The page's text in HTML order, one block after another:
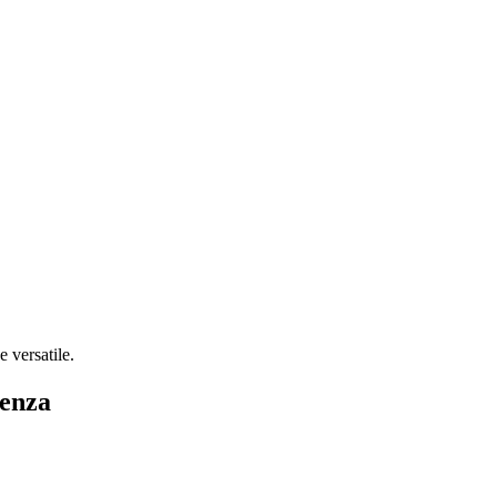
versatile.